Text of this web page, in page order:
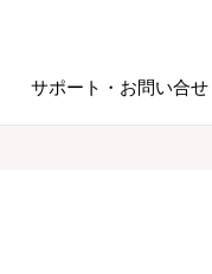
サポート・お問い合せ